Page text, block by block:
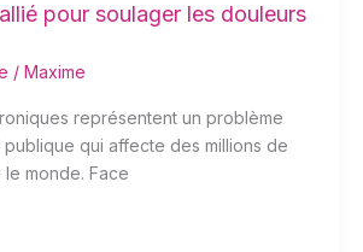
pour soulager les douleurs
/ Maxime
représentent un problème
publique qui affecte des millions de
monde. Face